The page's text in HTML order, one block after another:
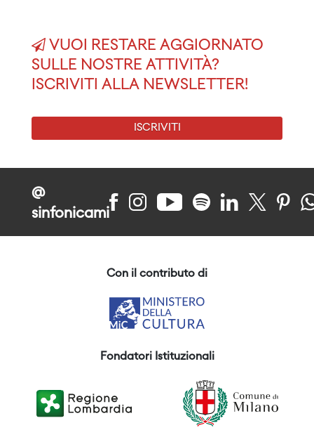
VUOI RESTARE AGGIORNATO
SULLE NOSTRE ATTIVITÀ?
ISCRIVITI ALLA NEWSLETTER!
ISCRIVITI
@
sinfonicami
Con il contributo di
Fondatori Istituzionali